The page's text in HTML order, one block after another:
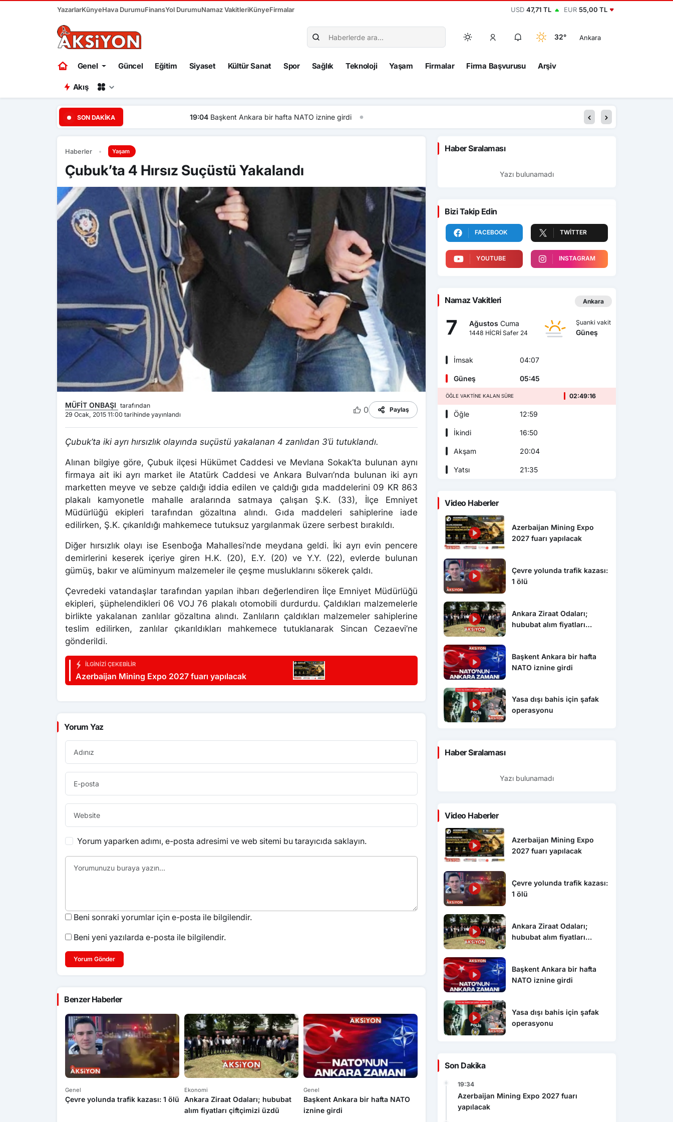
YazarlarKünyeHava DurumuFinansYol DurumuNamaz VakitleriKünyeFirmalar USD 47,71 TL EUR 55,00 TL
32° Ankara
Genel Güncel Eğitim Siyaset Kültür Sanat Spor Sağlık Teknoloji Yaşam Firmalar Firma Başvurusu Arşiv
Akış
SON DAKIKA Başkent Ankara bir hafta NATO iznine girdi
Haberler Yaşam
Çubuk’ta 4 Hırsız Suçüstü Yakalandı
MÜFİT ONBAŞI tarafından
29 Ocak, 2015 11:00 tarihinde yayınlandı
0 Paylaş
Çubuk’ta iki ayrı hırsızlık olayında suçüstü yakalanan 4 zanlıdan 3’ü tutuklandı.
Alınan bilgiye göre, Çubuk ilçesi Hükümet Caddesi ve Mevlana Sokak’ta bulunan aynı
firmaya ait iki ayrı market ile Atatürk Caddesi ve Ankara Bulvarı’nda bulunan iki ayrı
marketten meyve ve sebze çaldığı iddia edilen ve çaldığı gıda maddelerini 09 KR 863
plakalı kamyonetle mahalle aralarında satmaya çalışan Ş.K. (33), İlçe Emniyet
Müdürlüğü ekipleri tarafından gözaltına alındı. Gıda maddeleri sahiplerine iade
edilirken, Ş.K. çıkarıldığı mahkemece tutuksuz yargılanmak üzere serbest bırakıldı.
Diğer hırsızlık olayı ise Esenboğa Mahallesi’nde meydana geldi. İki ayrı evin pencere
demirlerini keserek içeriye giren H.K. (20), E.Y. (20) ve Y.Y. (22), evlerde bulunan
gümüş, bakır ve alüminyum malzemeler ile çeşme musluklarını sökerek çaldı.
Çevredeki vatandaşlar tarafından yapılan ihbarı değerlendiren İlçe Emniyet Müdürlüğü
ekipleri, şüphelendikleri 06 VOJ 76 plakalı otomobili durdurdu. Çaldıkları malzemelerle
birlikte yakalanan zanlılar gözaltına alındı. Zanlıların çaldıkları malzemeler sahiplerine
teslim edilirken, zanlılar çıkarıldıkları mahkemece tutuklanarak Sincan Cezaevi’ne
gönderildi.
İLGINIZI ÇEKEBILIR
Azerbaijan Mining Expo 2027 fuarı yapılacak
Yorum Yaz
Yorum yaparken adımı, e-posta adresimi ve web sitemi bu tarayıcıda saklayın.
Beni sonraki yorumlar için e-posta ile bilgilendir.
Beni yeni yazılarda e-posta ile bilgilendir.
Yorum Gönder
Benzer Haberler
Genel
Çevre yolunda trafik kazası: 1 ölü
Ekonomi
Ankara Ziraat Odaları; hububat
alım fiyatları çiftçimizi üzdü
Genel
Başkent Ankara bir hafta NATO
iznine girdi
Yasa dışı bahis için şafak
operasyonu
Caspian Mining Expo 2027 de
Haber Sıralaması
Yazı bulunamadı
Bizi Takip Edin
FACEBOOK TWITTER
YOUTUBE INSTAGRAM
Namaz Vakitleri Ankara
7 Ağustos Cuma
1448 HİCRİ Safer 24
Şuanki vakit
Güneş
İmsak 04:07
Güneş 05:45
ÖĞLE VAKTINE KALAN SÜRE 02:49:14
Öğle 12:59
İkindi 16:50
Akşam 20:04
Yatsı 21:35
Video Haberler
Azerbaijan Mining Expo
2027 fuarı yapılacak
Çevre yolunda trafik kazası:
1 ölü
Ankara Ziraat Odaları;
hububat alım fiyatları
Başkent Ankara bir hafta
NATO iznine girdi
Yasa dışı bahis için şafak
operasyonu
Haber Sıralaması
Yazı bulunamadı
Video Haberler
Azerbaijan Mining Expo
2027 fuarı yapılacak
Çevre yolunda trafik kazası:
1 ölü
Ankara Ziraat Odaları;
hububat alım fiyatları
Başkent Ankara bir hafta
NATO iznine girdi
Yasa dışı bahis için şafak
operasyonu
Son Dakika
19:34
Azerbaijan Mining Expo 2027 fuarı
yapılacak